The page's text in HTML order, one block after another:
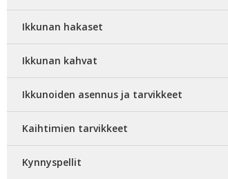
Ikkunan hakaset
Ikkunan kahvat
Ikkunoiden asennus ja tarvikkeet
Kaihtimien tarvikkeet
Kynnyspellit